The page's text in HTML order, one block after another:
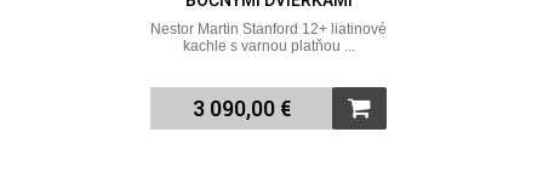
Nestor Martin Stanford 12+ liatinové
kachle s varnou platňou ...
3 090,00 €